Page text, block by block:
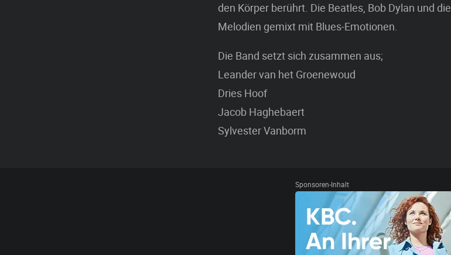
den Körper berührt. Die Beatles, Bob Dylan und
Melodien gemixt mit Blues-Emotionen.
Die Band setzt sich zusammen aus;
Leander van het Groenewoud
Dries Hoof
Jacob Haghebaert
Sylvester Vanborm
Sponsoren-Inhalt